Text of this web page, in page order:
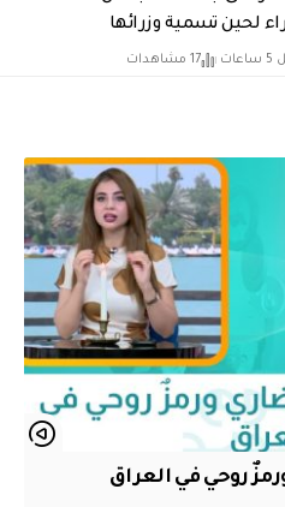
لحين تسمية وزرائها
17 مشاهدات
روحي في العراق